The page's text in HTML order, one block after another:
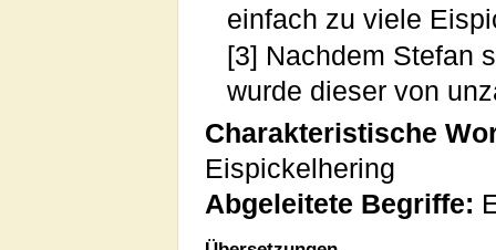
einfach zu viele
[3] Nachdem Stefan
wurde dieser von
Charakteristische
Eispickelhering
Abgeleitete Begriffe: